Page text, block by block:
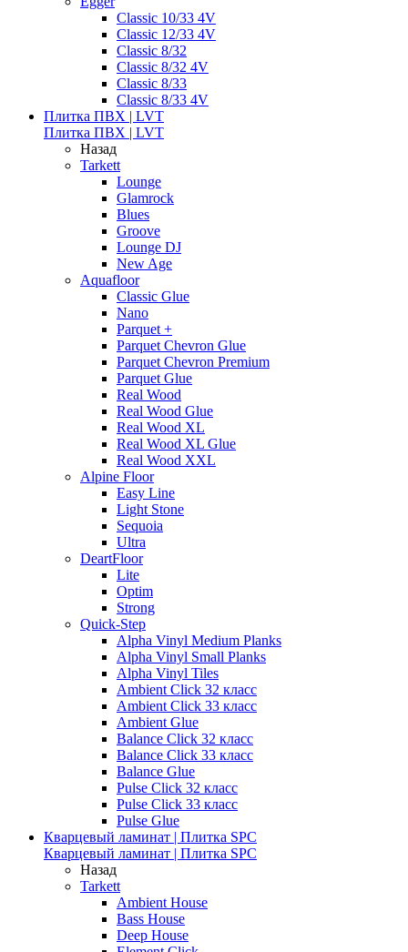
Classic 10/33 4V
Classic 12/33 4V
Classic 8/32
Classic 8/32 4V
Classic 8/33
Classic 8/33 4V
Плитка ПВХ | LVT
Плитка ПВХ | LVT
Назад
Tarkett
Lounge
Glamrock
Blues
Groove
Lounge DJ
New Age
Aquafloor
Classic Glue
Nano
Parquet +
Parquet Chevron Glue
Parquet Chevron Premium
Parquet Glue
Real Wood
Real Wood Glue
Real Wood XL
Real Wood XL Glue
Real Wood XXL
Alpine Floor
Easy Line
Light Stone
Sequoia
Ultra
DeartFloor
Lite
Optim
Strong
Quick-Step
Alpha Vinyl Medium Planks
Alpha Vinyl Small Planks
Alpha Vinyl Tiles
Ambient Click 32 класс
Ambient Click 33 класс
Ambient Glue
Balance Click 32 класс
Balance Click 33 класс
Balance Glue
Pulse Click 32 класс
Pulse Click 33 класс
Pulse Glue
Кварцевый ламинат | Плитка SPC
Кварцевый ламинат | Плитка SPC
Назад
Tarkett
Ambient House
Bass House
Deep House